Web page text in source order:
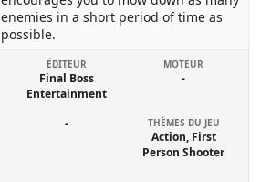
enemies in a short period of time as
possible.
ÉDITEUR
Final Boss
Entertainment
MOTEUR
-
- THÈMES DU JEU
Action, First
Person Shooter